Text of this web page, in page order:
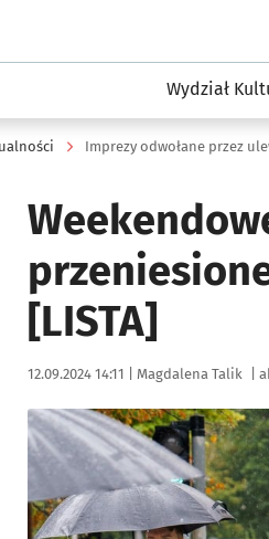
Wydział
Imprezy odwołane przez
[LISTA]
Data publikacji:
12.09.2024 14:11 | Autor:
Magdalena Talik
Kliknij, aby powiększyć